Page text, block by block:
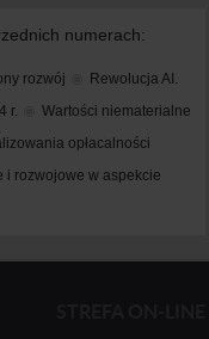
numerach:
rozwój
Rewolucja AI.
r.
Wartości niematerialne
opłacalności
i rozwojowe w aspekcie